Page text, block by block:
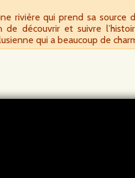
rivière qui prend sa source
de découvrir et suivre
qui a beaucoup de